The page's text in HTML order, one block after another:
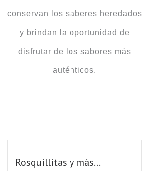
conservan los saberes heredados
y brindan la oportunidad de
disfrutar de los sabores más
auténticos.
Rosquillitas y más…